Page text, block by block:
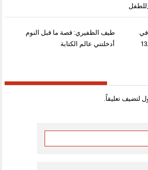
طيف الظفيري: قصة ما قبل النوم
أدخلتني عالم الكتابة
في
لتضيف تعليقاً.